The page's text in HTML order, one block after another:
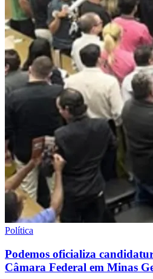
Política
Podemos oficializa
Câmara Federal em Minas